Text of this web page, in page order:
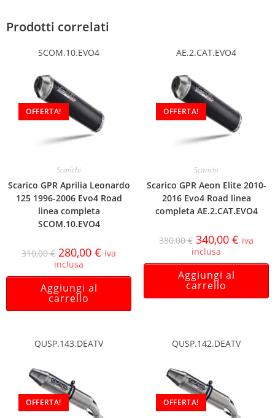
Prodotti correlati
SCOM.10.EVO4
OFFERTA!
Scarichi
Scarico GPR Aprilia Leonardo
125 1996-2006 Evo4 Road
linea completa
SCOM.10.EVO4
310,00€ 280,00 € iva
inclusa
Aggiungi al
carrello
AE.2.CAT.EVO4
OFFERTA!
Scarichi
Scarico GPR Aeon Elite 2010-
2016 Evo4 Road linea
completa AE.2.CAT.EVO4
380,00€ 340,00 € iva
inclusa
Aggiungi al
carrello
QUSP.143.DEATV
OFFERTA!
QUSP.142.DEATV
OFFERTA!